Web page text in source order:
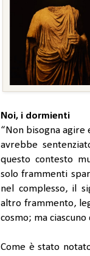
Noi, i dormienti
“Non bisogna agire
avrebbe
questo contesto
solo frammenti
nel complesso, il
altro frammento,
cosmo; ma
Come è stato